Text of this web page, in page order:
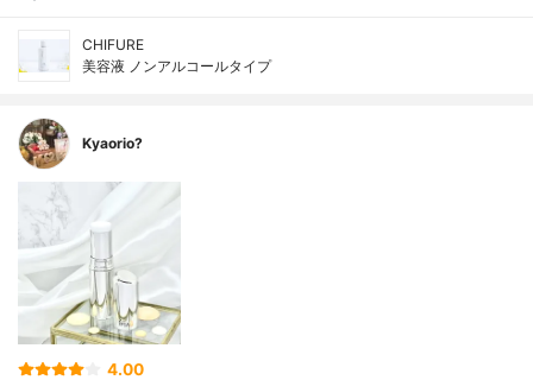
CHIFURE
美容液 ノンアルコールタイプ
Kyaorio?
4.00